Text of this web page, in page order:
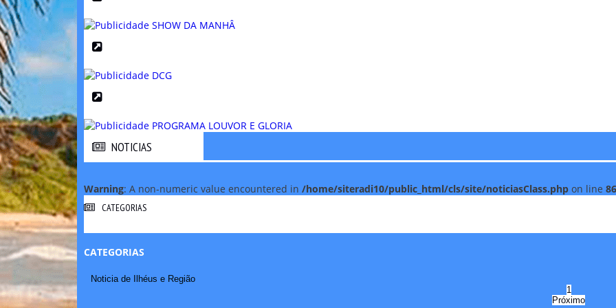
NOTICIAS
Warning: A non-numeric value encountered in /home/siteradi10/public_html/cls/site/noticiasClass.php on line 86
CATEGORIAS
CATEGORIAS
Noticia de Ilhéus e Região
1
Próximo